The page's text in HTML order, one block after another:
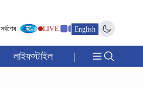
সর্বশেষ LIVE English
লাইফস্টাইল |